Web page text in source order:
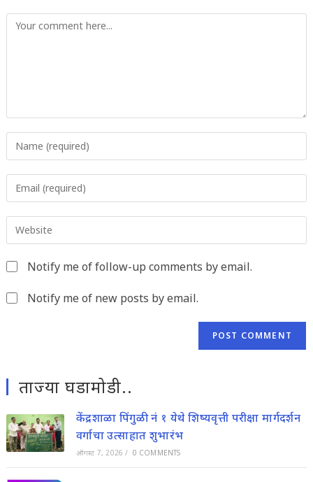
Comment
your
username
to
comment
your
address
to
comment
your
URL
Notify me of follow-up comments by email.
Notify me of new posts by email.
ताज्या घडामोडी..
केंद्रशाळा पिंगुळी नं १ येथे शिष्यवृत्ती परीक्षा मार्गदर्शन
वर्गाचा उत्साहात शुभारंभ
ऑगस्ट 7, 2026 / 0 COMMENTS